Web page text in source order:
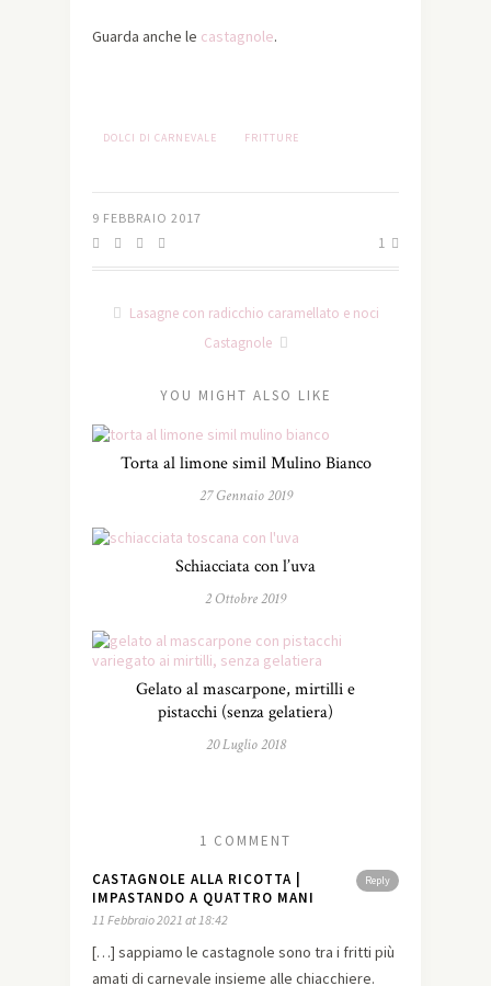
Guarda anche le castagnole.
DOLCI DI CARNEVALE FRITTURE
9 FEBBRAIO 2017
1
Lasagne con radicchio caramellato e noci
Castagnole
YOU MIGHT ALSO LIKE
Torta al limone simil Mulino Bianco
27 Gennaio 2019
Schiacciata con l’uva
2 Ottobre 2019
Gelato al mascarpone, mirtilli e
pistacchi (senza gelatiera)
20 Luglio 2018
1 COMMENT
Reply
CASTAGNOLE ALLA RICOTTA |
IMPASTANDO A QUATTRO MANI
11 Febbraio 2021 at 18:42
[…] sappiamo le castagnole sono tra i fritti più
amati di carnevale insieme alle chiacchiere.